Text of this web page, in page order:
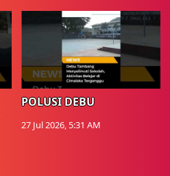
POLUSI DEBU
27 Jul 2026, 5:31 AM